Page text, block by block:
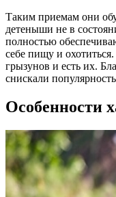
Таким приемам они
детеныши не в
полностью
себе пищу и
грызунов и есть их.
снискали
Особенности